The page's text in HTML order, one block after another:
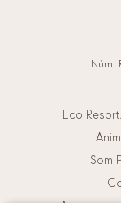
Núm.
Eco Resort
Som